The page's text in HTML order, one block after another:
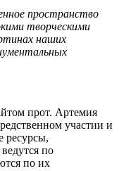
пространство
творческими
наших
прот. Артемия
участии и
ресурсы,
по
по их